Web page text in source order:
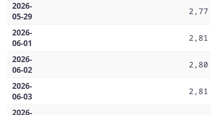
2026-
05-29
2,77
2026-
06-01
2,81
2026-
06-02
2,80
2026-
06-03
2,81
2026-